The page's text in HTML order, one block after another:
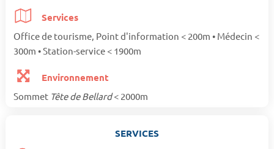
Services
Office de tourisme, Point d'information < 200m • Médecin <
300m • Station-service < 1900m
Environnement
Sommet Tête de Bellard< 2000m
SERVICES